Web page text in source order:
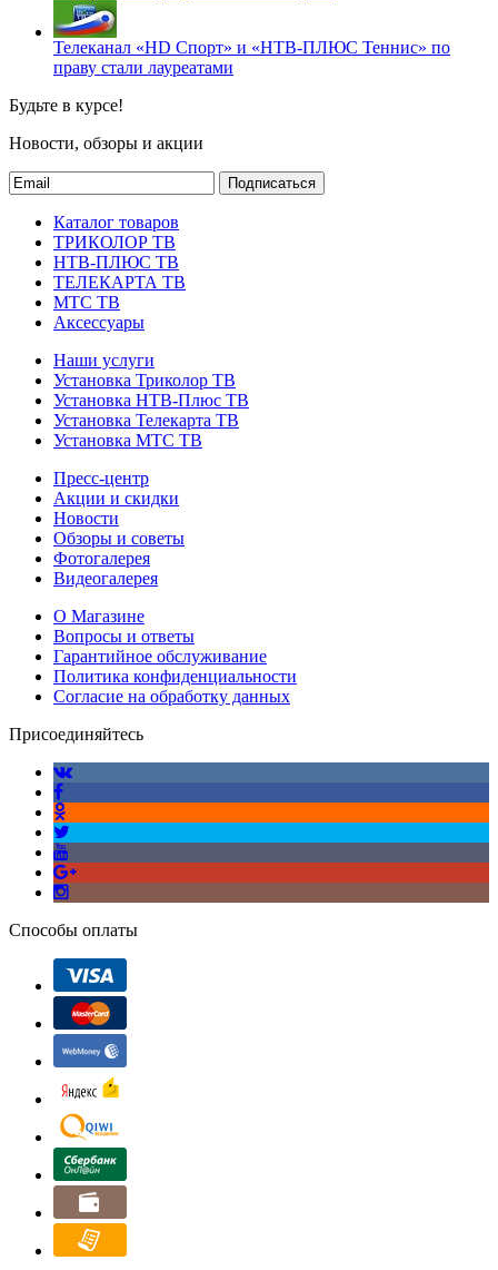
Телеканал «HD Спорт» и «НТВ-ПЛЮС Теннис» по
праву стали лауреатами
Будьте в курсе!
Новости, обзоры и акции
Подписаться
Каталог товаров
ТРИКОЛОР ТВ
НТВ-ПЛЮС ТВ
ТЕЛЕКАРТА ТВ
МТС ТВ
Аксессуары
Наши услуги
Установка Триколор ТВ
Установка НТВ-Плюс ТВ
Установка Телекарта ТВ
Установка МТС ТВ
Пресс-центр
Акции и скидки
Новости
Обзоры и советы
Фотогалерея
Видеогалерея
О Магазине
Вопросы и ответы
Гарантийное обслуживание
Политика конфиденциальности
Согласие на обработку данных
Присоединяйтесь
Способы оплаты